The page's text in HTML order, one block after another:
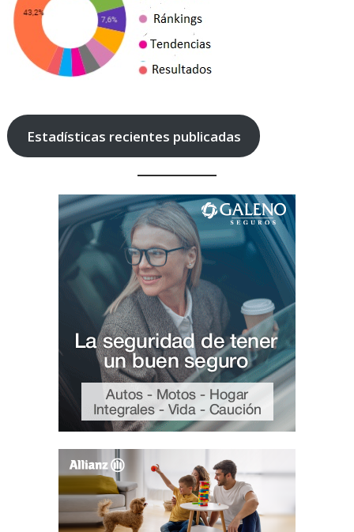
Estadísticas recientes publicadas